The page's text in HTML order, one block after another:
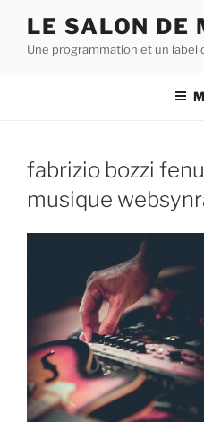
contenu
LE SALON DE
Une programmation et un label
fabrizio bozzi
musique